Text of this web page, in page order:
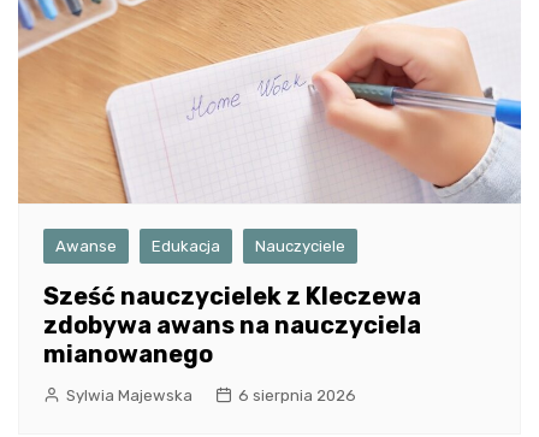
Awanse Edukacja Nauczyciele
Sześć nauczycielek z Kleczewa
zdobywa awans na nauczyciela
mianowanego
Sylwia Majewska 6 sierpnia 2026